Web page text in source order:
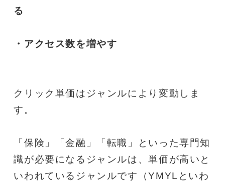
る
・アクセス数を増やす
クリック単価はジャンルにより変動しま
す。
「保険」「金融」「転職」といった専門知
識が必要になるジャンルは、単価が高いと
いわれているジャンルです（YMYLといわ